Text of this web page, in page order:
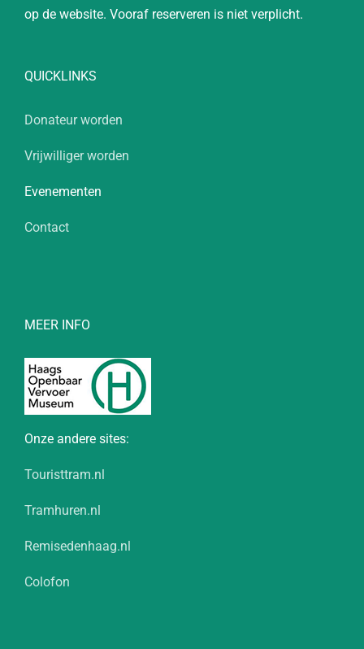
op de website. Vooraf reserveren is niet verplicht.
QUICKLINKS
Donateur worden
Vrijwilliger worden
Evenementen
Contact
MEER INFO
Onze andere sites:
Touristtram.nl
Tramhuren.nl
Remisedenhaag.nl
Colofon